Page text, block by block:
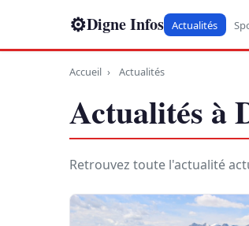
⚙Digne Infos Actualités
Accueil › Actualités
Actualités à
Retrouvez toute l'actualité